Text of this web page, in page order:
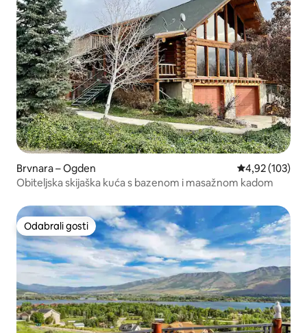
Brvnara – Ogden Prosječna
4,92 (103)
Obiteljska skijaška kuća s bazenom i masažnom kadom
Odabrali gosti
Odabrali gosti